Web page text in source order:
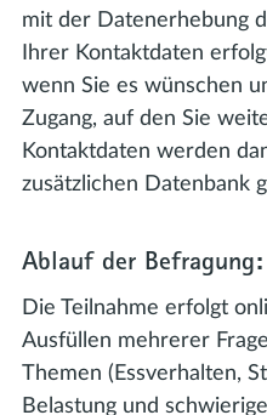
mit der Datenerhebung
Ihrer Kontaktdaten
wenn Sie es wünschen
Zugang, auf den Sie
Kontaktdaten werden
zusätzlichen Datenbank
Ablauf der Befragung:
Die Teilnahme erfolgt
Ausfüllen mehrerer
Themen (Essverhalten,
Belastung und